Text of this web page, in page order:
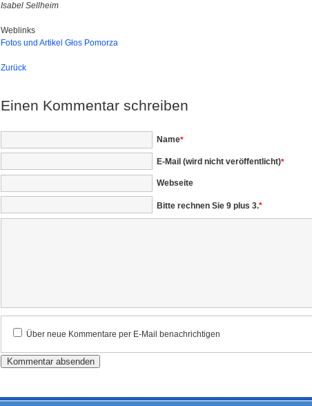
Isabel Sellheim
Weblinks
Fotos und Artikel Głos Pomorza
Zurück
Einen Kommentar schreiben
Pflichtfeld
Name*
Pflichtfeld
E-Mail (wird nicht veröffentlicht)*
Webseite
Bitte rechnen Sie 9 plus 3.*
Über neue Kommentare per E-Mail benachrichtigen